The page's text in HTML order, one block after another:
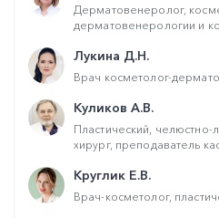
Дерматовенеролог,
дерматовенерологии и
Лукина Д.Н.
Врач косметолог-
Куликов А.В.
Пластический, челюстно-
хирург, преподаватель
Круглик Е.В.
Врач-косметолог,